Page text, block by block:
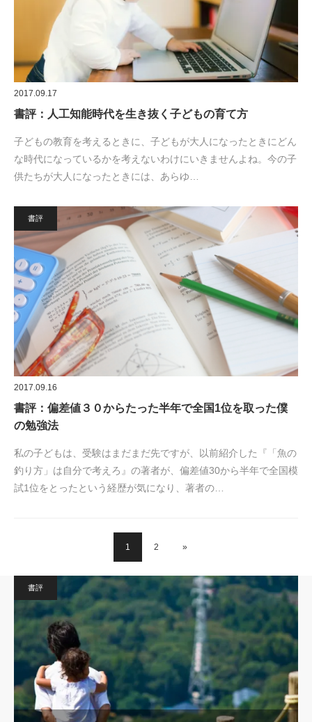
2017.09.17
書評：人工知能時代を生き抜く子どもの育て方
子どもの教育を考えるときに、子どもが大人になったときにどん
な時代になっているかを考えないわけにいきませんよね。今の子
供たちが大人になったときには、あらゆ…
書評
2017.09.16
書評：偏差値３０からたった半年で全国1位を取った僕
の勉強法
私の子どもは、受験はまだまだ先ですが、以前紹介した『「魚の
釣り方」は自分で考えろ』の著者が、偏差値30から半年で全国模
試1位をとったという経歴が気になり、著者の…
1 2 »
書評